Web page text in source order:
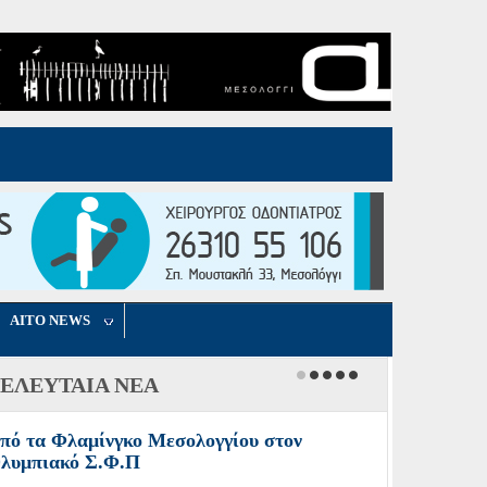
AITO NEWS
ΝΕΑ
τα Φλαμίνγκο Μεσολογγίου στον
Σ.Φ.Π